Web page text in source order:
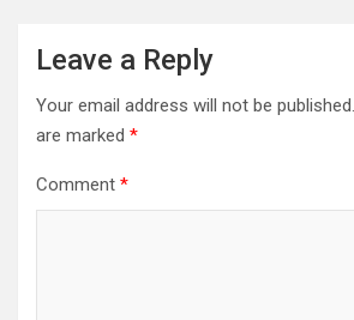
Leave a Reply
Your email address will not be published.
are marked *
Comment *